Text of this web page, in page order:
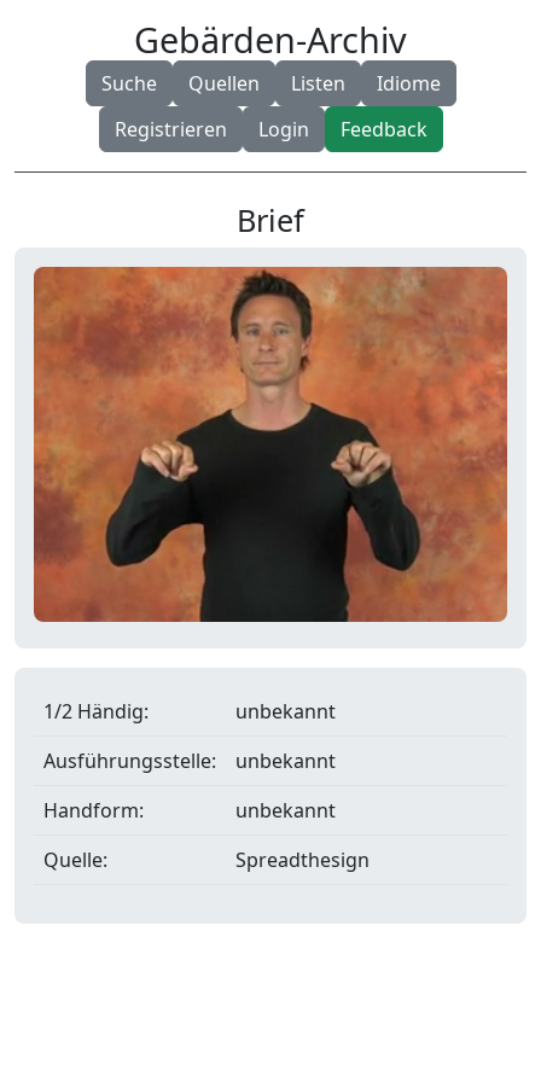
Gebärden-Archiv
Suche Quellen Listen
Idiome
Registrieren
Login Feedback
Brief
1/2 Händig:
unbekannt
Ausführungsstelle:
unbekannt
Handform:
unbekannt
Quelle:
Spreadthesign